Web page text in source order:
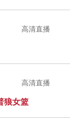
高清直播
狼女篮
高清直播